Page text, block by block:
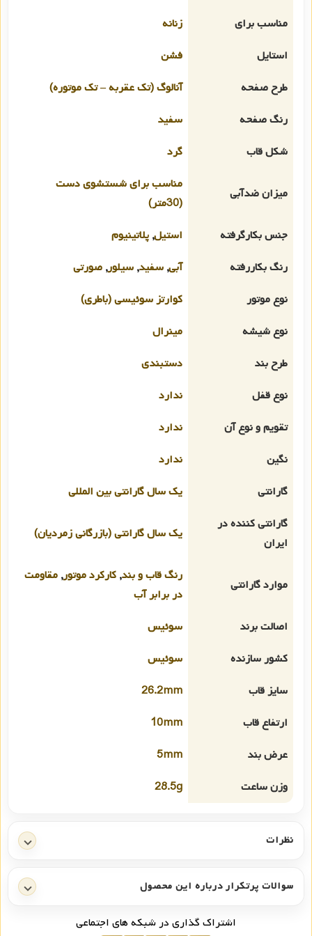
مناسب برای
زنانه
استایل
فشن
طرح صفحه
آنالوگ (تک عقربه – تک موتوره)
رنگ صفحه
سفید
شکل قاب
گرد
میزان ضدآبی
مناسب برای شستشوی دست
(30متر)
جنس بکارگرفته
استیل, پلاتینیوم
رنگ بکاررفته
آبی, سفید, سیلور, صورتی
نوع موتور
کوارتز سوئیسی (باطری)
نوع شیشه
مینرال
طرح بند
دستبندی
نوع قفل
ندارد
تقویم و نوع آن
ندارد
نگین
ندارد
گارانتی
یک سال گارانتی بین المللی
گارانتی کننده در
ایران
یک سال گارانتی (بازرگانی زمردیان)
موارد گارانتی
رنگ قاب و بند, کارکرد موتور, مقاومت
در برابر آب
اصالت برند
سوئیس
کشور سازنده
سوئیس
سایز قاب
26.2mm
ارتفاع قاب
10mm
عرض بند
5mm
وزن ساعت
28.5g
نظرات
سوالات پرتکرار درباره این محصول
اشتراک گذاری در شبکه های اجتماعی